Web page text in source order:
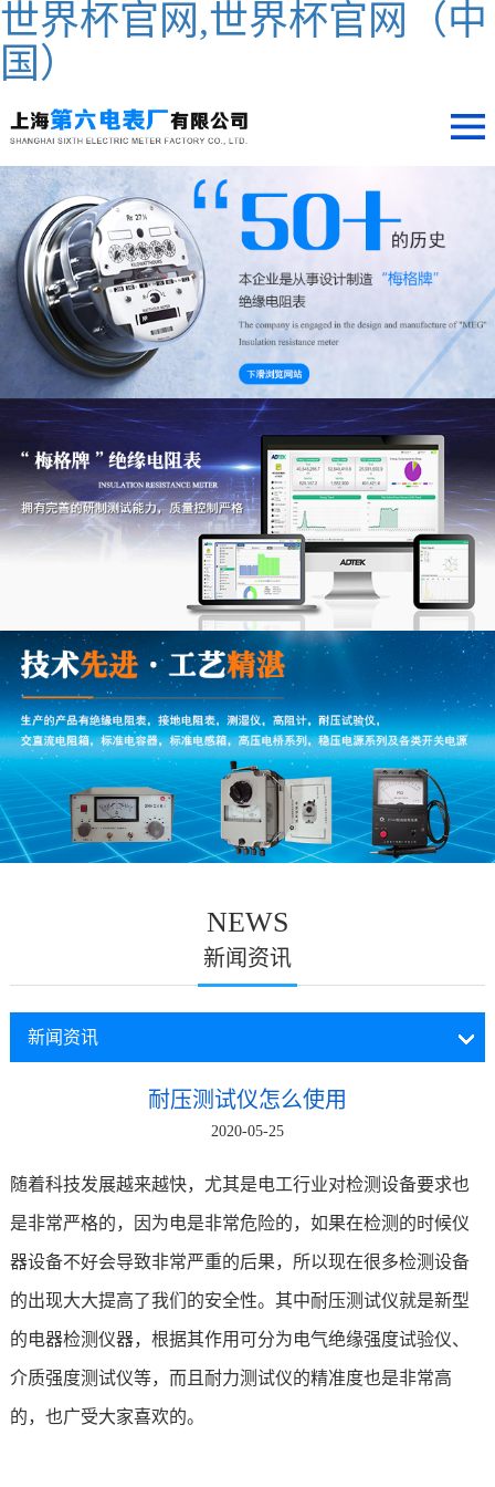
世界杯官网,世界杯官网（中
国）
NEWS
新闻资讯
新闻资讯
耐压测试仪怎么使用
2020-05-25
随着科技发展越来越快，尤其是电工行业对检测设备要求也
是非常严格的，因为电是非常危险的，如果在检测的时候仪
器设备不好会导致非常严重的后果，所以现在很多检测设备
的出现大大提高了我们的安全性。其中耐压测试仪就是新型
的电器检测仪器，根据其作用可分为电气绝缘强度试验仪、
介质强度测试仪等，而且耐力测试仪的精准度也是非常高
的，也广受大家喜欢的。